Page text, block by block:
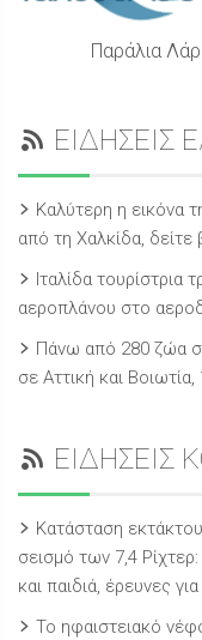
Παράλια
ΕΙΔΗΣΕΙΣ
Καλύτερη η εικόνα
από τη Χαλκίδα, δείτε
Ιταλίδα
αεροπλάνου στο
Πάνω από 280 ζώα
σε Αττική και
ΕΙΔΗΣΕΙΣ
Κατάσταση
σεισμό των 7,4
και παιδιά, έρευνες
Το ηφαιστειακό